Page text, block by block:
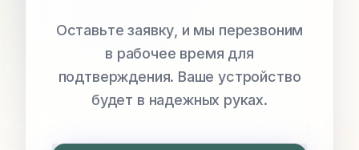
Оставьте заявку, и мы перезвоним
в рабочее время для
подтверждения. Ваше устройство
будет в надежных руках.